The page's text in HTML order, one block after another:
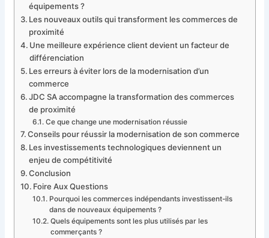
équipements ?
Les nouveaux outils qui transforment les commerces de
proximité
Une meilleure expérience client devient un facteur de
différenciation
Les erreurs à éviter lors de la modernisation d’un
commerce
JDC SA accompagne la transformation des commerces
de proximité
Ce que change une modernisation réussie
Conseils pour réussir la modernisation de son commerce
Les investissements technologiques deviennent un
enjeu de compétitivité
Conclusion
Foire Aux Questions
Pourquoi les commerces indépendants investissent-ils
dans de nouveaux équipements ?
Quels équipements sont les plus utilisés par les
commerçants ?